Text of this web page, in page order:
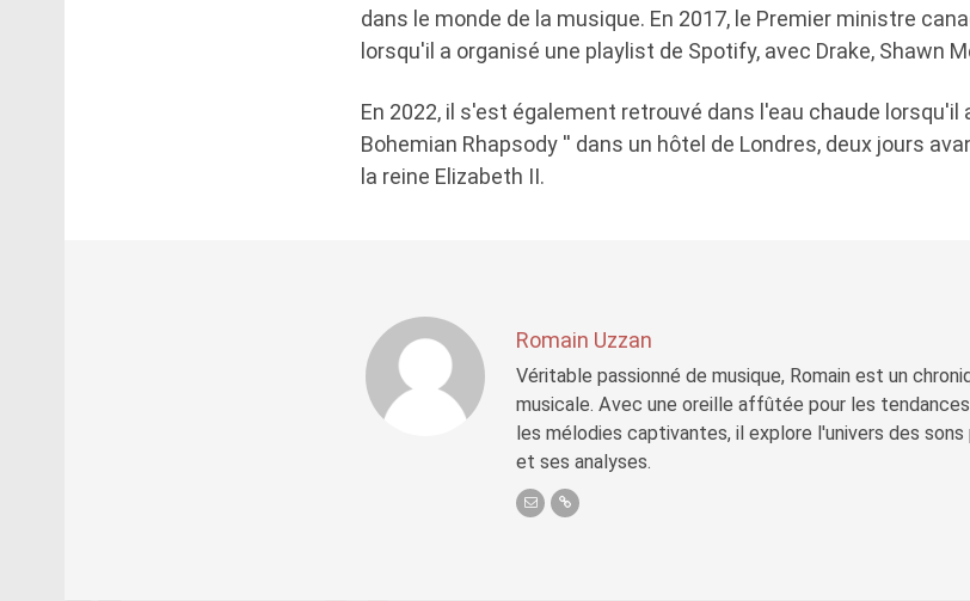
dans le monde de la musique. En 2017, le Premier ministre
lorsqu'il a organisé une playlist de Spotify, avec Drake, Shawn
En 2022, il s'est également retrouvé dans l'eau chaude
Bohemian Rhapsody '' dans un hôtel de Londres, deux jours
la reine Elizabeth II.
Romain Uzzan
Véritable passionné de musique, Romain est un
musicale. Avec une oreille affûtée pour les
les mélodies captivantes, il explore l'univers des
et ses analyses.